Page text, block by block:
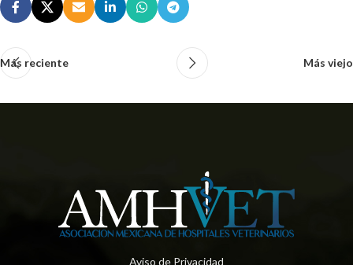
Más reciente Más viejo
Aviso de Privacidad